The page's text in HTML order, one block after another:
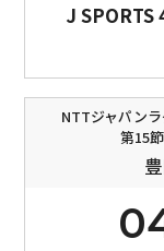
J SPORTS
NTTジャパン
第15